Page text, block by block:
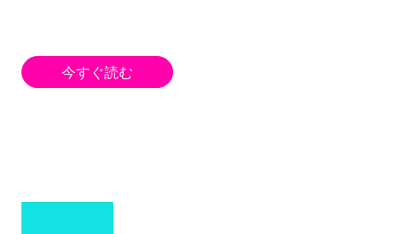
今すぐ読む